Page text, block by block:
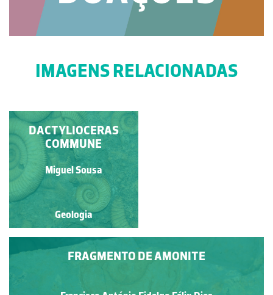
IMAGENS RELACIONADAS
DACTYLIOCERAS
COMMUNE
Miguel Sousa
Geologia
DACTYLIOCERAS
COMMUNE
Miguel Sousa
Geologia
FRAGMENTO DE AMONITE